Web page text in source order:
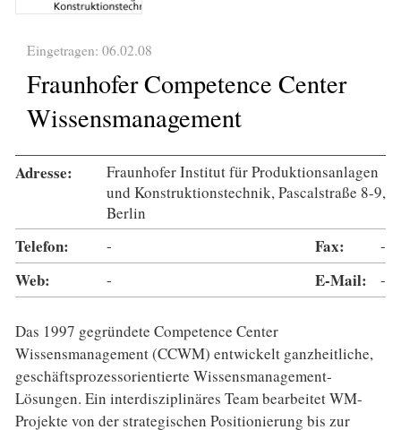
Eingetragen: 06.02.08
Fraunhofer Competence Center
Wissensmanagement
Adresse:
Fraunhofer Institut für Produktionsanlagen
und Konstruktionstechnik, Pascalstraße 8-9,
Berlin
Telefon: - Fax: -
Web: - E-Mail: -
Das 1997 gegründete Competence Center
Wissensmanagement (CCWM) entwickelt ganzheitliche,
geschäftsprozessorientierte Wissensmanagement-
Lösungen. Ein interdisziplinäres Team bearbeitet WM-
Projekte von der strategischen Positionierung bis zur